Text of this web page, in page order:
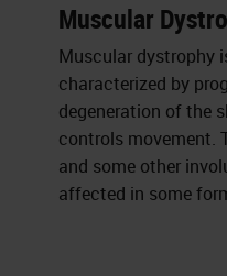
Muscular
Muscular dystrophy
characterized by
degeneration of the
controls movement.
and some other
affected in some